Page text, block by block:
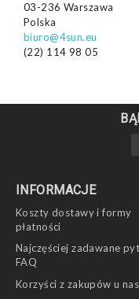
03-236 Warszawa
Polska
biuro@4sun.eu
(22) 114 98 05
INFORMACJE
Koszty dostawy i formy
płatności
Najczęściej zadawane
FAQ
Korzyści z zakupów u nas